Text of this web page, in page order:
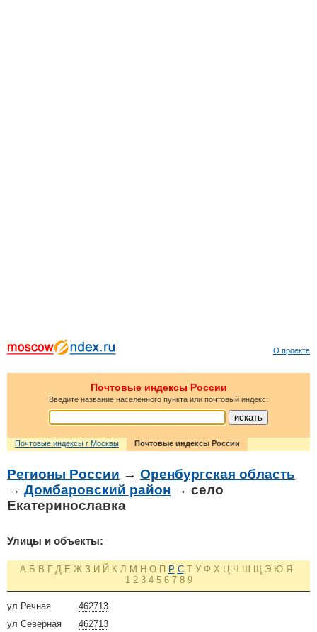
О проекте
Почтовые индексы России
Введите название населённого пункта или почтовый индекс:
Почтовые индексы г Москвы Почтовые индексы России
Регионы России → Оренбургская область
→ Домбаровский район → село
Екатеринославка
Улицы и объекты:
А Б В Г Д Е Ж З И Й К Л М Н О П Р С Т У Ф Х Ц Ч Ш Щ Э Ю Я
1 2 3 4 5 6 7 8 9
462713
ул Речная
462713
ул Северная